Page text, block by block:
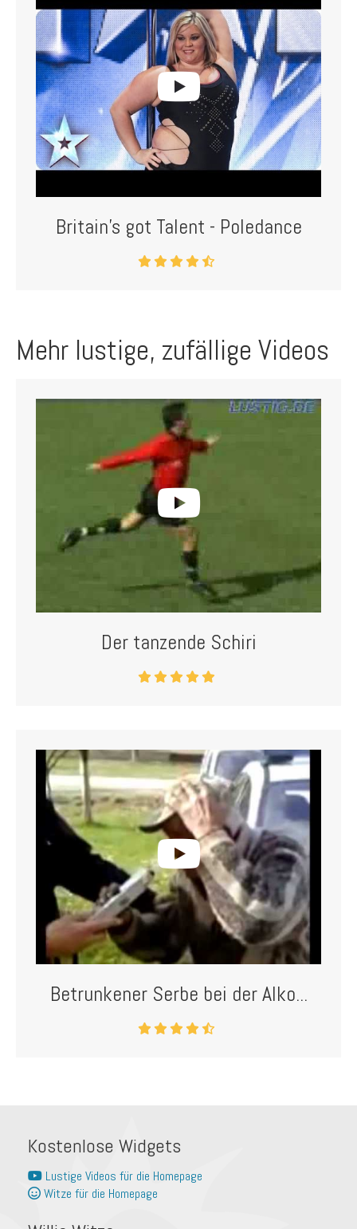
Britain's got Talent - Poledance
Mehr lustige, zufällige Videos
Der tanzende Schiri
Betrunkener Serbe bei der Alko...
Kostenlose Widgets
Lustige Videos für die Homepage
Witze für die Homepage